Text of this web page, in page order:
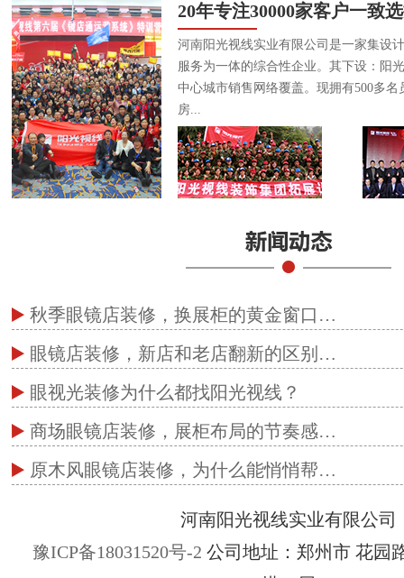
20年专注30000家客户一致
河南阳光视线实业有限公司是一家集设
服务为一体的综合性企业。其下设：阳
中心城市销售网络覆盖。现拥有500多
房...
秋季眼镜店装修，换展柜的黄金窗口…
眼镜店装修，新店和老店翻新的区别…
眼视光装修为什么都找阳光视线？
商场眼镜店装修，展柜布局的节奏感…
原木风眼镜店装修，为什么能悄悄帮…
河南阳光视线实业有限公司
豫ICP备18031520号-2 公司地址：郑州市 花园